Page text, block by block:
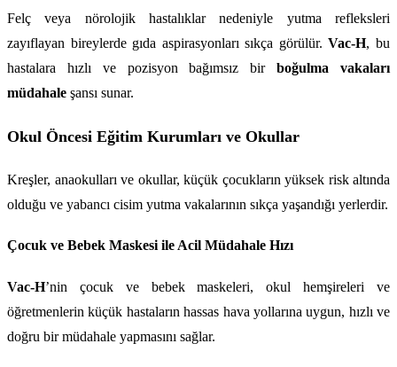
Felç veya nörolojik hastalıklar nedeniyle yutma refleksleri
zayıflayan bireylerde gıda aspirasyonları sıkça görülür. Vac-H, bu
hastalara hızlı ve pozisyon bağımsız bir boğulma vakaları
müdahale şansı sunar.
Okul Öncesi Eğitim Kurumları ve Okullar
Kreşler, anaokulları ve okullar, küçük çocukların yüksek risk altında
olduğu ve yabancı cisim yutma vakalarının sıkça yaşandığı yerlerdir.
Çocuk ve Bebek Maskesi ile Acil Müdahale Hızı
Vac-H’nin çocuk ve bebek maskeleri, okul hemşireleri ve
öğretmenlerin küçük hastaların hassas hava yollarına uygun, hızlı ve
doğru bir müdahale yapmasını sağlar.